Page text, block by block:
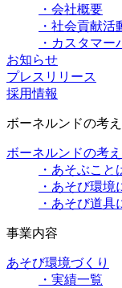
・会社概要
・社会貢献活
・カスタマ
お知らせ
プレスリリース
採用情報
ボーネルンドの考え
ボーネルンドの考え
・あそぶこと
・あそび環
・あそび道
事業内容
あそび環境づくり
・実績一覧